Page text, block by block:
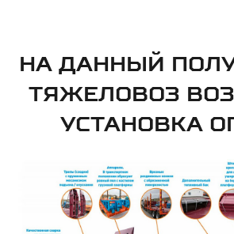
НА ДАННЫЙ
ТЯЖЕЛОВОЗ
УСТАНОВКА